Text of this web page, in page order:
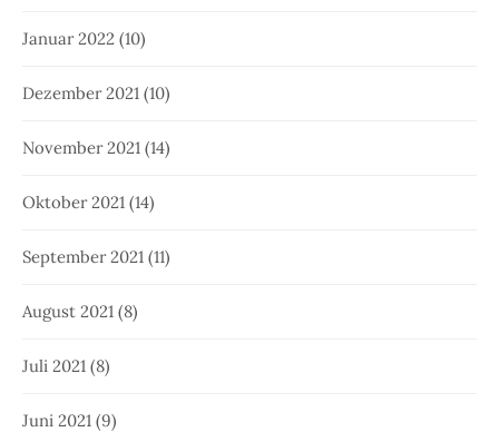
Januar 2022 (10)
Dezember 2021 (10)
November 2021 (14)
Oktober 2021 (14)
September 2021 (11)
August 2021 (8)
Juli 2021 (8)
Juni 2021 (9)